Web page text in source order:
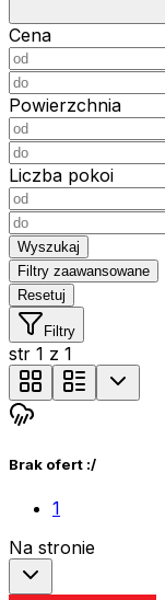
Cena
Powierzchnia
Liczba pokoi
Wyszukaj
Filtry zaawansowane
Resetuj
Filtry
str 1 z 1
Brak ofert :/
1
Na stronie